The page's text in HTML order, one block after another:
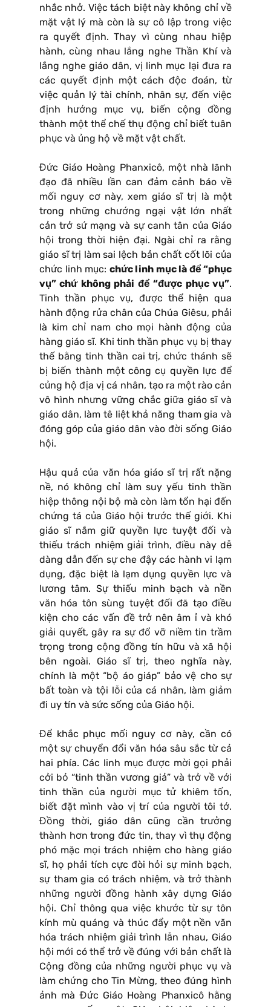
nhắc nhở. Việc tách biệt này không chỉ về
mặt vật lý mà còn là sự cô lập trong việc
ra quyết định. Thay vì cùng nhau hiệp
hành, cùng nhau lắng nghe Thần Khí và
lắng nghe giáo dân, vị linh mục lại đưa ra
các quyết định một cách độc đoán, từ
việc quản lý tài chính, nhân sự, đến việc
định hướng mục vụ, biến cộng đồng
thành một thể chế thụ động chỉ biết tuân
phục và ủng hộ về mặt vật chất.
Đức Giáo Hoàng Phanxicô, một nhà lãnh
đạo đã nhiều lần can đảm cảnh báo về
mối nguy cơ này, xem giáo sĩ trị là một
trong những chướng ngại vật lớn nhất
cản trở sứ mạng và sự canh tân của Giáo
hội trong thời hiện đại. Ngài chỉ ra rằng
giáo sĩ trị làm sai lệch bản chất cốt lõi của
chức linh mục: chức linh mục là để “phục
vụ” chứ không phải để “được phục vụ”.
Tinh thần phục vụ, được thể hiện qua
hành động rửa chân của Chúa Giêsu, phải
là kim chỉ nam cho mọi hành động của
hàng giáo sĩ. Khi tinh thần phục vụ bị thay
thế bằng tinh thần cai trị, chức thánh sẽ
bị biến thành một công cụ quyền lực để
củng hộ địa vị cá nhân, tạo ra một rào cản
vô hình nhưng vững chắc giữa giáo sĩ và
giáo dân, làm tê liệt khả năng tham gia và
đóng góp của giáo dân vào đời sống Giáo
hội.
Hậu quả của văn hóa giáo sĩ trị rất nặng
nề, nó không chỉ làm suy yếu tinh thần
hiệp thông nội bộ mà còn làm tổn hại đến
chứng tá của Giáo hội trước thế giới. Khi
giáo sĩ nắm giữ quyền lực tuyệt đối và
thiếu trách nhiệm giải trình, điều này dễ
dàng dẫn đến sự che đậy các hành vi lạm
dụng, đặc biệt là lạm dụng quyền lực và
lương tâm. Sự thiếu minh bạch và nền
văn hóa tôn sùng tuyệt đối đã tạo điều
kiện cho các vấn đề trở nên âm ỉ và khó
giải quyết, gây ra sự đổ vỡ niềm tin trầm
trọng trong cộng đồng tín hữu và xã hội
bên ngoài. Giáo sĩ trị, theo nghĩa này,
chính là một “bộ áo giáp” bảo vệ cho sự
bất toàn và tội lỗi của cá nhân, làm giảm
đi uy tín và sức sống của Giáo hội.
Để khắc phục mối nguy cơ này, cần có
một sự chuyển đổi văn hóa sâu sắc từ cả
hai phía. Các linh mục được mời gọi phải
cởi bỏ “tinh thần vương giả” và trở về với
tinh thần của người mục tử khiêm tốn,
biết đặt mình vào vị trí của người tôi tớ.
Đồng thời, giáo dân cũng cần trưởng
thành hơn trong đức tin, thay vì thụ động
phó mặc mọi trách nhiệm cho hàng giáo
sĩ, họ phải tích cực đòi hỏi sự minh bạch,
sự tham gia có trách nhiệm, và trở thành
những người đồng hành xây dựng Giáo
hội. Chỉ thông qua việc khước từ sự tôn
kính mù quáng và thúc đẩy một nền văn
hóa trách nhiệm giải trình lẫn nhau, Giáo
hội mới có thể trở về đúng với bản chất là
Cộng đồng của những người phục vụ và
làm chứng cho Tin Mừng, theo đúng hình
ảnh mà Đức Giáo Hoàng Phanxicô hằng